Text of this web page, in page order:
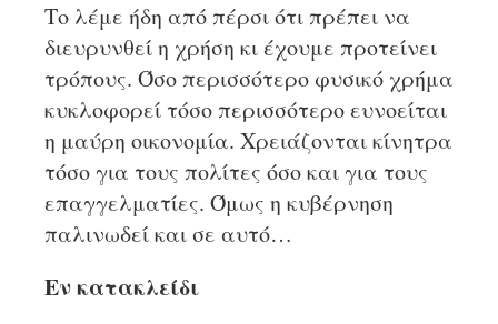
Το λέμε ήδη από πέρσι ότι πρέπει να
διευρυνθεί η χρήση κι έχουμε προτείνει
τρόπους. Όσο περισσότερο φυσικό χρήμα
κυκλοφορεί τόσο περισσότερο ευνοείται
η μαύρη οικονομία. Χρειάζονται κίνητρα
τόσο για τους πολίτες όσο και για τους
επαγγελματίες. Όμως η κυβέρνηση
παλινωδεί και σε αυτό…
Εν κατακλείδι